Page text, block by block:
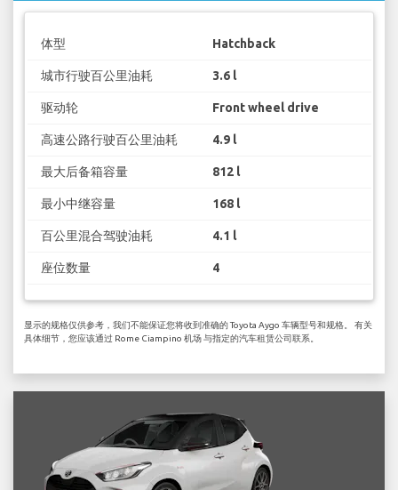
体型 Hatchback
城市行驶百公里油耗 3.6 l
驱动轮 Front wheel drive
高速公路行驶百公里油耗 4.9 l
最大后备箱容量 812 l
最小中继容量 168 l
百公里混合驾驶油耗 4.1 l
座位数量 4
显示的规格仅供参考，我们不能保证您将收到准确的 Toyota Aygo 车辆型号和规格。 有关
具体细节，您应该通过 Rome Ciampino 机场 与指定的汽车租赁公司联系。